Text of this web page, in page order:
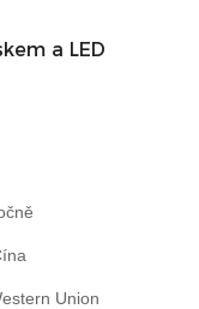
Burmesea LED
Union